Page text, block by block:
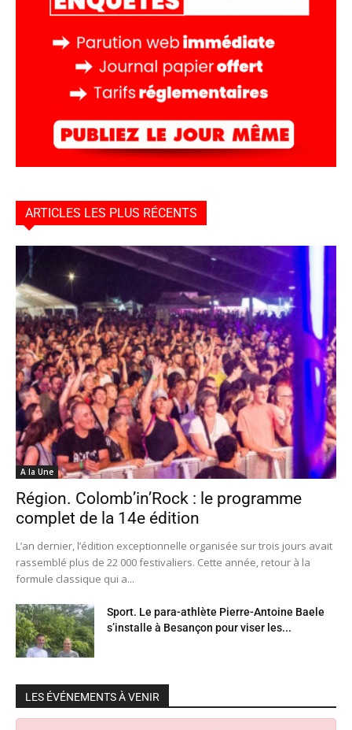
ARTICLES LES PLUS RÉCENTS
A la Une
Région. Colomb’in’Rock : le programme
complet de la 14e édition
L’an dernier, l’édition exceptionnelle organisée sur trois jours avait
rassemblé plus de 22 000 festivaliers. Cette année, retour à la
formule classique qui a...
Sport. Le para-athlète Pierre-Antoine Baele
s’installe à Besançon pour viser les...
LES ÉVÉNEMENTS À VENIR